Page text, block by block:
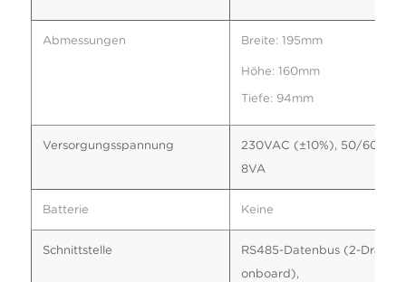
Abmessungen Breite: 195mm
Höhe: 160mm
Tiefe: 94mm
Versorgungsspannung
230VAC (±10%), 50/60Hz,
8VA
Batterie Keine
Schnittstelle
RS485-Datenbus (2-Draht,
onboard),